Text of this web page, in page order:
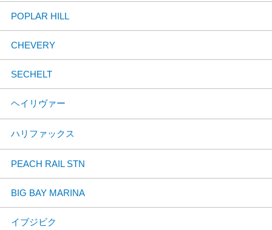
POPLAR HILL
CHEVERY
SECHELT
ヘイリヴァー
ハリファックス
PEACH RAIL STN
BIG BAY MARINA
イブジビク